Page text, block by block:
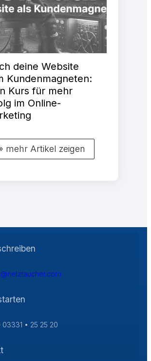
deine Website
Kundenmagneten:
Kurs für mehr
im Online-
mehr Artikel zeigen
03331 • 25 25 20